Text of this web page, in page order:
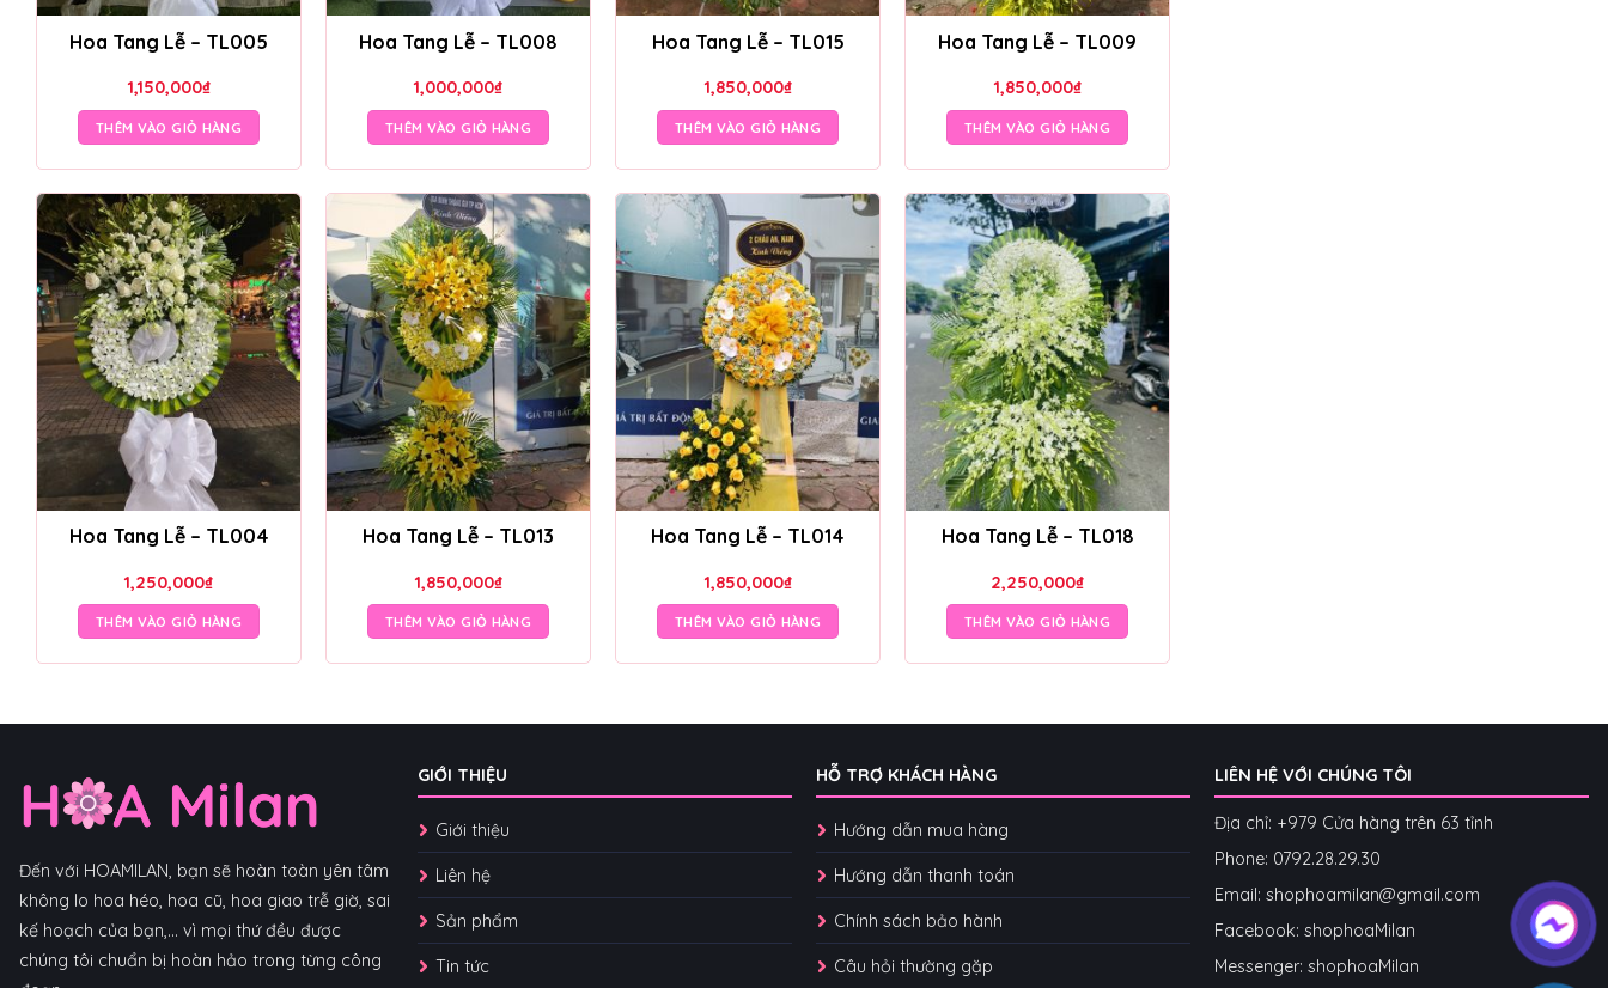
Hoa Tang Lễ – TL005
1,150,000₫
THÊM VÀO GIỎ HÀNG
Hoa Tang Lễ – TL008
1,000,000₫
THÊM VÀO GIỎ HÀNG
Hoa Tang Lễ – TL015
1,850,000₫
THÊM VÀO GIỎ HÀNG
Hoa Tang Lễ – TL009
1,850,000₫
THÊM VÀO GIỎ HÀNG
Hoa Tang Lễ – TL004
1,250,000₫
THÊM VÀO GIỎ HÀNG
Hoa Tang Lễ – TL013
1,850,000₫
THÊM VÀO GIỎ HÀNG
Hoa Tang Lễ – TL014
1,850,000₫
THÊM VÀO GIỎ HÀNG
Hoa Tang Lễ – TL018
2,250,000₫
THÊM VÀO GIỎ HÀNG
Đến với HOAMILAN, bạn sẽ hoàn toàn yên tâm
không lo hoa héo, hoa cũ, hoa giao trễ giờ, sai
kế hoạch của bạn,... vì mọi thứ đều được
chúng tôi chuẩn bị hoàn hảo trong từng công
GIỚI THIỆU
Giới thiệu
Liên hệ
Sản phẩm
Tin tức
HỖ TRỢ KHÁCH HÀNG
Hướng dẫn mua hàng
Hướng dẫn thanh toán
Chính sách bảo hành
Câu hỏi thường gặp
LIÊN HỆ VỚI CHÚNG TÔI
Địa chỉ: +979 Cửa hàng trên 63 tỉnh
Phone: 0792.28.29.30
Email: shophoamilan@gmail.com
Facebook: shophoaMilan
Messenger: shophoaMilan